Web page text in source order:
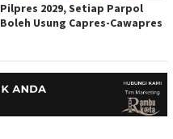
Pilpres 2029, Setiap Parpol
Boleh Usung Capres-Cawapres